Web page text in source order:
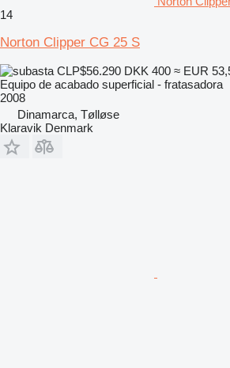
14
Norton Clipper CG 25 S
CLP$56.290 DKK 400 ≈ EUR
Equipo de acabado superficial - fratasadora
2008
Dinamarca, Tølløse
Klaravik Denmark